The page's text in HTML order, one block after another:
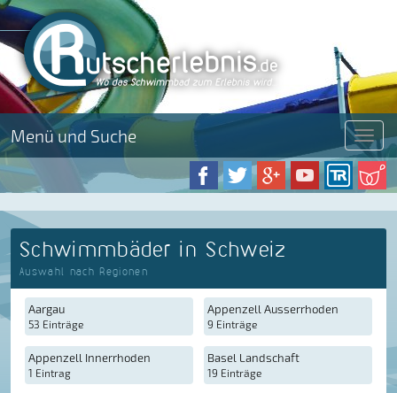
Menü und Suche Menü
Schwimmbäder in Schweiz
Auswahl nach Regionen
Aargau
53 Einträge
Appenzell Ausserrhoden
9 Einträge
Appenzell Innerrhoden
1 Eintrag
Basel Landschaft
19 Einträge